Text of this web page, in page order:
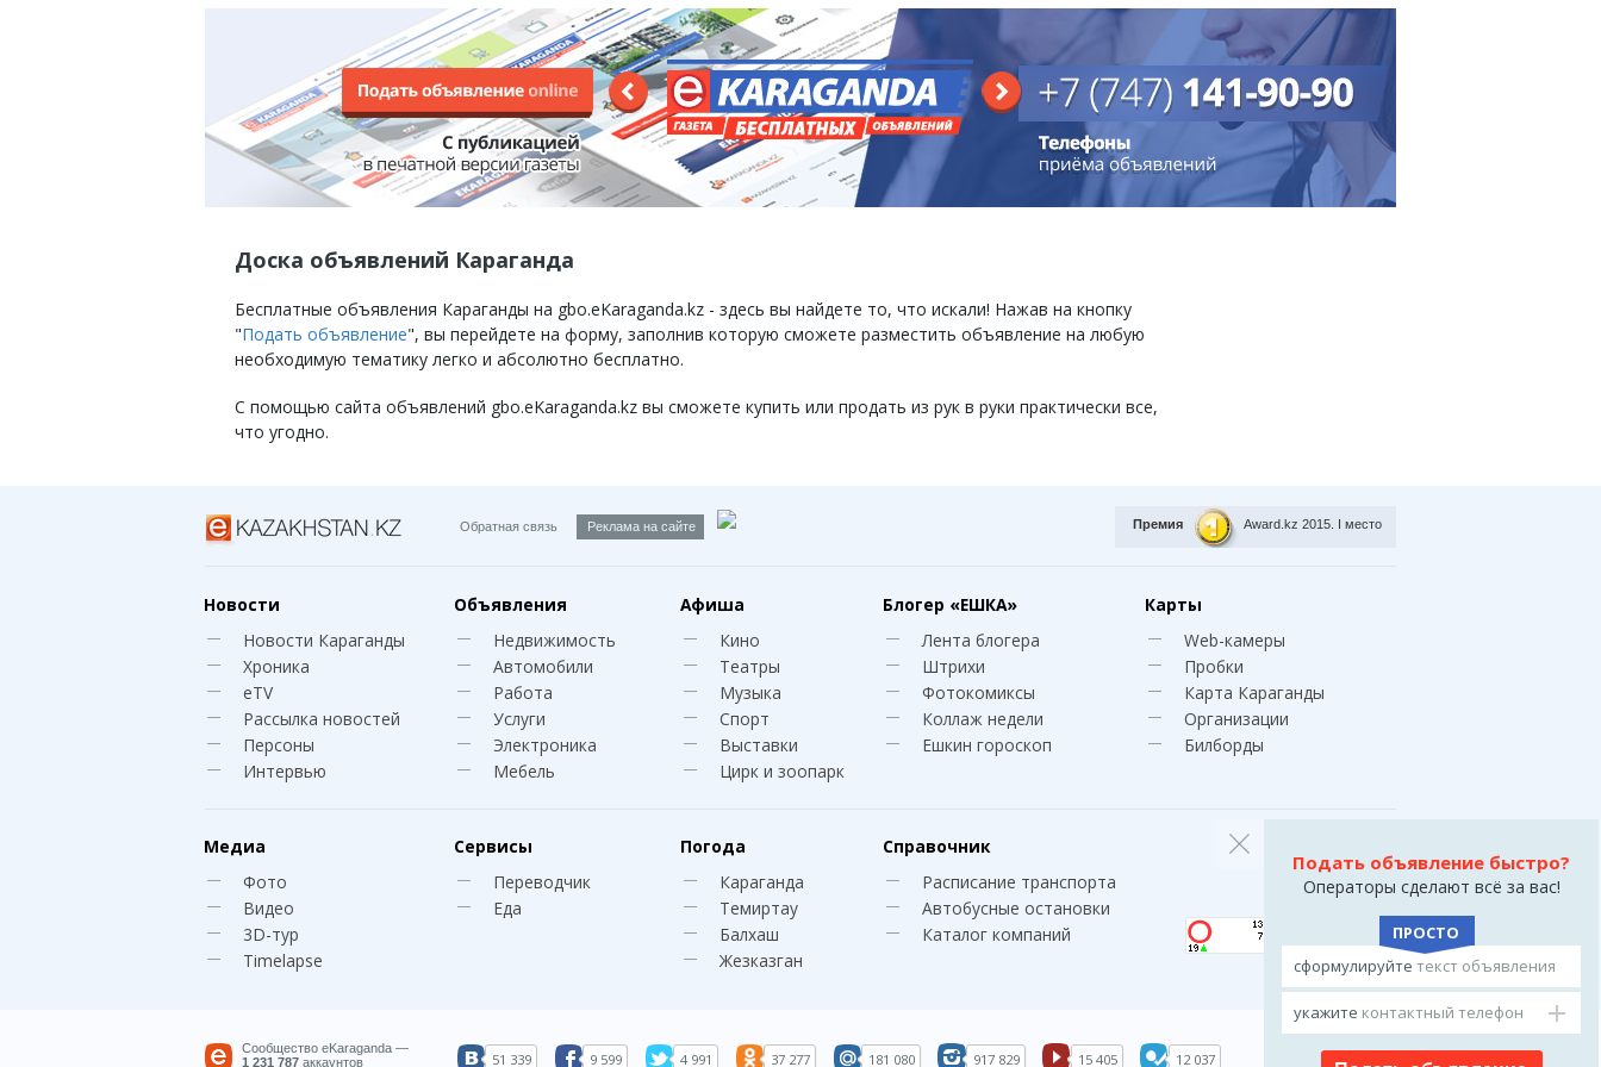
Доска объявлений Караганда
Бесплатные объявления Караганды на gbo.eKaraganda.kz - здесь вы найдете то, что искали! Нажав на кнопку
"Подать объявление", вы перейдете на форму, заполнив которую сможете разместить объявление на любую
необходимую тематику легко и абсолютно бесплатно.
С помощью сайта объявлений gbo.eKaraganda.kz вы сможете купить или продать из рук в руки практически все,
что угодно.
Обратная связь Реклама на сайте Премия Award.kz 2015. I место
Новости
Новости Караганды
Хроника
eTV
Рассылка новостей
Персоны
Интервью
Объявления
Недвижимость
Автомобили
Работа
Услуги
Электроника
Мебель
Афиша
Кино
Театры
Музыка
Спорт
Выставки
Цирк и зоопарк
Блогер «ЕШКА»
Лента блогера
Штрихи
Фотокомиксы
Коллаж недели
Ешкин гороскоп
Карты
Web-камеры
Пробки
Карта Караганды
Организации
Билборды
Медиа
Фото
Видео
3D-тур
Timelapse
Сервисы
Переводчик
Еда
Погода
Караганда
Темиртау
Балхаш
Жезказган
Справочник
Расписание транспорта
Автобусные остановки
Каталог компаний
Сообщество eKaraganda —
1 231 787 аккаунтов 51 339 9 599 4 991 37 277 181 080 917 829 15 405 12 037
Подать объявление быстро?
Операторы сделают всё за вас!
ПРОСТО
сформулируйте текст объявления
укажите контактный телефон